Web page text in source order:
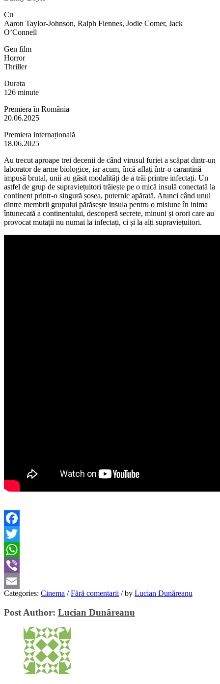
Cu
Aaron Taylor-Johnson, Ralph Fiennes, Jodie Comer, Jack
O’Connell
Gen film
Horror
Thriller
Durata
126 minute
Premiera în România
20.06.2025
Premiera internațională
18.06.2025
Au trecut aproape trei decenii de când virusul furiei a scăpat dintr-un
laborator de arme biologice, iar acum, încă aflați într-o carantină
impusă brutal, unii au găsit modalități de a trăi printre infectați. Un
astfel de grup de supraviețuitori trăiește pe o mică insulă conectată la
continent printr-o singură șosea, puternic apărată. Atunci când unul
dintre membrii grupului părăsește insula pentru o misiune în inima
întunecată a continentului, descoperă secrete, minuni și orori care au
provocat mutații nu numai la infectați, ci și la alți supraviețuitori.
Facebook
Twitter
WhatsApp
Viber
Email
Categories: Cinema / Fără comentarii /by Lucian Dunăreanu
Post Author: Lucian Dunăreanu